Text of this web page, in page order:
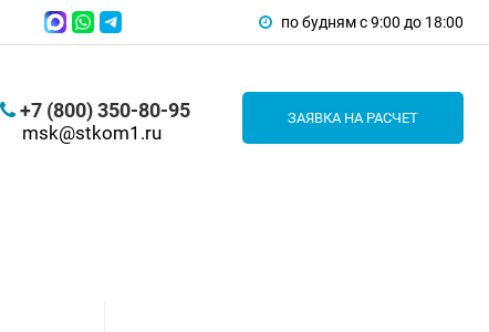
по будням с 9:00 до 18:00
+7 (800) 350-80-95
msk@stkom1.ru
ЗАЯВКА НА РАСЧЕТ